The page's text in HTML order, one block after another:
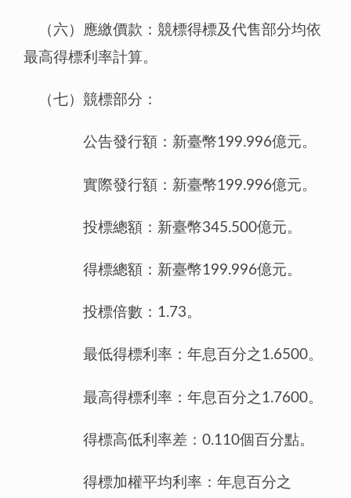
（六）應繳價款：競標得標及代售部分均依
最高得標利率計算。
（七）競標部分：
公告發行額：新臺幣199.996億元。
實際發行額：新臺幣199.996億元。
投標總額：新臺幣345.500億元。
得標總額：新臺幣199.996億元。
投標倍數：1.73。
最低得標利率：年息百分之1.6500。
最高得標利率：年息百分之1.7600。
得標高低利率差：0.110個百分點。
得標加權平均利率：年息百分之